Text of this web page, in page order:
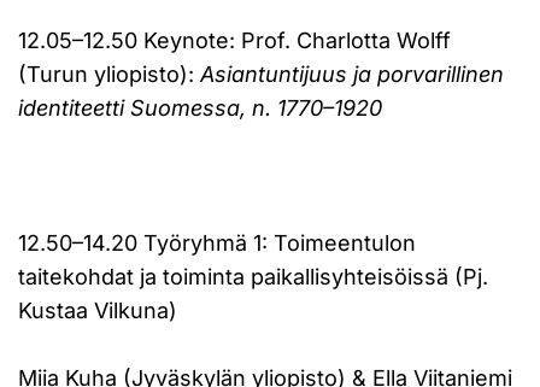
12.05–12.50 Keynote: Prof. Charlotta Wolff
(Turun yliopisto): Asiantuntijuus ja porvarillinen
identiteetti Suomessa, n. 1770–1920
12.50–14.20 Työryhmä 1: Toimeentulon
taitekohdat ja toiminta paikallisyhteisöissä (Pj.
Kustaa Vilkuna)
Miia Kuha (Jyväskylän yliopisto) & Ella Viitaniemi